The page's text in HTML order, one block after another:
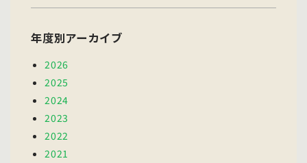
年度別アーカイブ
2026
2025
2024
2023
2022
2021